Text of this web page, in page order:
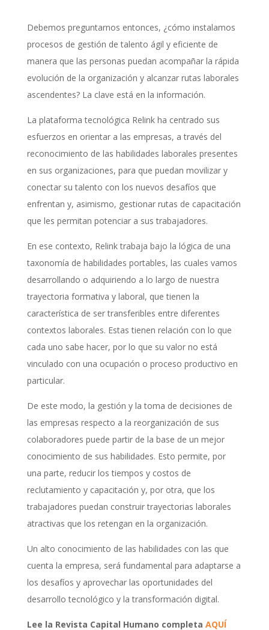
Debemos preguntarnos entonces, ¿cómo instalamos
procesos de gestión de talento ágil y eficiente de
manera que las personas puedan acompañar la rápida
evolución de la organización y alcanzar rutas laborales
ascendentes? La clave está en la información.
La plataforma tecnológica Relink ha centrado sus
esfuerzos en orientar a las empresas, a través del
reconocimiento de las habilidades laborales presentes
en sus organizaciones, para que puedan movilizar y
conectar su talento con los nuevos desafíos que
enfrentan y, asimismo, gestionar rutas de capacitación
que les permitan potenciar a sus trabajadores.
En ese contexto, Relink trabaja bajo la lógica de una
taxonomía de habilidades portables, las cuales vamos
desarrollando o adquiriendo a lo largo de nuestra
trayectoria formativa y laboral, que tienen la
característica de ser transferibles entre diferentes
contextos laborales. Estas tienen relación con lo que
cada uno sabe hacer, por lo que su valor no está
vinculado con una ocupación o proceso productivo en
particular.
De este modo, la gestión y la toma de decisiones de
las empresas respecto a la reorganización de sus
colaboradores puede partir de la base de un mejor
conocimiento de sus habilidades. Esto permite, por
una parte, reducir los tiempos y costos de
reclutamiento y capacitación y, por otra, que los
trabajadores puedan construir trayectorias laborales
atractivas que los retengan en la organización.
Un alto conocimiento de las habilidades con las que
cuenta la empresa, será fundamental para adaptarse a
los desafíos y aprovechar las oportunidades del
desarrollo tecnológico y la transformación digital.
Lee la Revista Capital Humano completa AQUÍ